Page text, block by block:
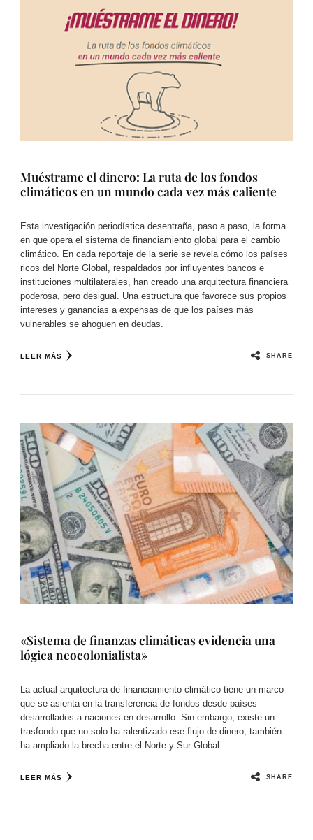
Muéstrame el dinero: La ruta de los fondos
climáticos en un mundo cada vez más caliente
Esta investigación periodística desentraña, paso a paso, la forma
en que opera el sistema de financiamiento global para el cambio
climático. En cada reportaje de la serie se revela cómo los países
ricos del Norte Global, respaldados por influyentes bancos e
instituciones multilaterales, han creado una arquitectura financiera
poderosa, pero desigual. Una estructura que favorece sus propios
intereses y ganancias a expensas de que los países más
vulnerables se ahoguen en deudas.
LEER MÁS SHARE
«Sistema de finanzas climáticas evidencia una
lógica neocolonialista»
La actual arquitectura de financiamiento climático tiene un marco
que se asienta en la transferencia de fondos desde países
desarrollados a naciones en desarrollo. Sin embargo, existe un
trasfondo que no solo ha ralentizado ese flujo de dinero, también
ha ampliado la brecha entre el Norte y Sur Global.
LEER MÁS SHARE